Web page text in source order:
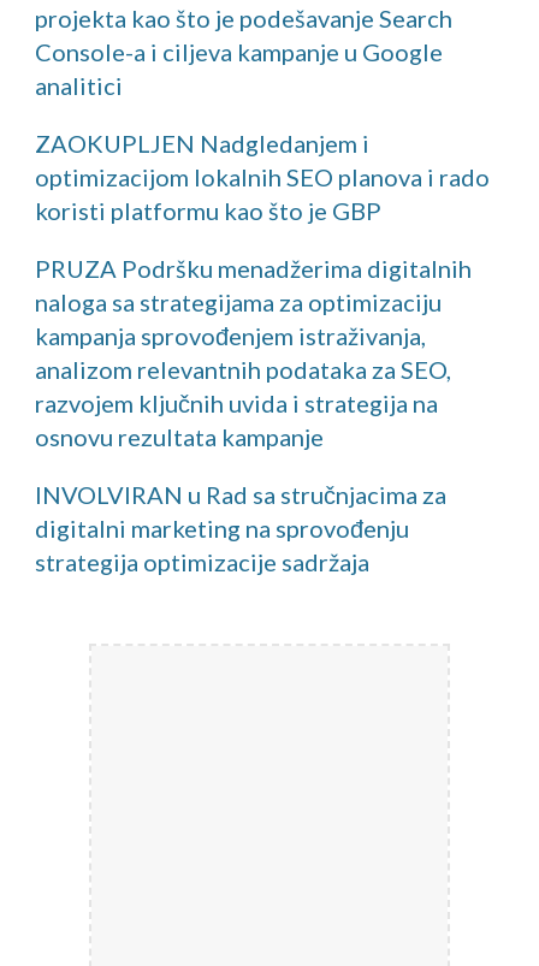
projekta kao što je podešavanje Search
Console-a i ciljeva kampanje u Google
analitici
ZAOKUPLJEN Nadgledanjem i
optimizacijom lokalnih SEO planova i rado
koristi platformu kao što je GBP
PRUZA Podršku menadžerima digitalnih
naloga sa strategijama za optimizaciju
kampanja sprovođenjem istraživanja,
analizom relevantnih podataka za SEO,
razvojem ključnih uvida i strategija na
osnovu rezultata kampanje
INVOLVIRAN u Rad sa stručnjacima za
digitalni marketing na sprovođenju
strategija optimizacije sadržaja